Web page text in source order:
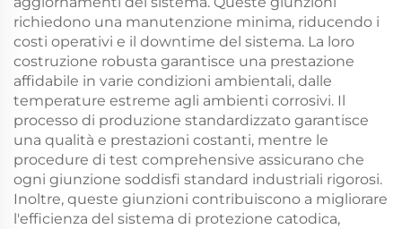
richiedono una manutenzione minima, riducendo i
costi operativi e il downtime del sistema. La loro
costruzione robusta garantisce una prestazione
affidabile in varie condizioni ambientali, dalle
temperature estreme agli ambienti corrosivi. Il
processo di produzione standardizzato garantisce
una qualità e prestazioni costanti, mentre le
procedure di test comprehensive assicurano che
ogni giunzione soddisfi standard industriali rigorosi.
Inoltre, queste giunzioni contribuiscono a migliorare
l'efficienza del sistema di protezione catodica,